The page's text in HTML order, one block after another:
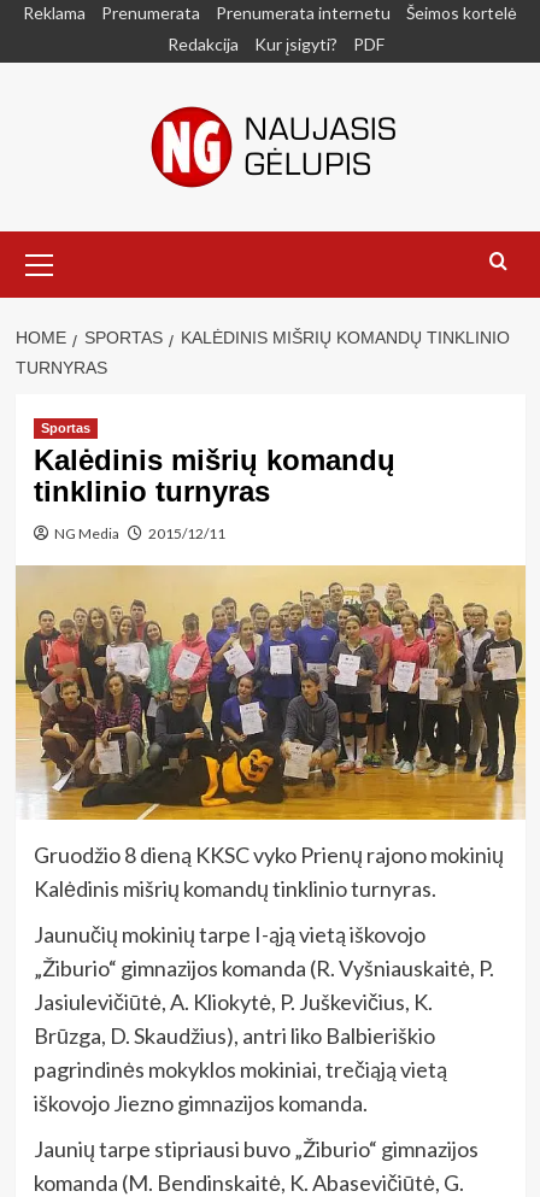
SkipReklama Prenumerata Prenumerata internetu
Šeimos kortelė
Redakcija
Kur įsigyti? PDF
Menu
HOME SPORTAS
KALĖDINIS MIŠRIŲ KOMANDŲ TINKLINIO
TURNYRAS
Sportas
Kalėdinis mišrių komandų
tinklinio turnyras
NG Media 2015/12/11
Gruodžio 8 dieną KKSC vyko Prienų rajono mokinių
Kalėdinis mišrių komandų tinklinio turnyras.
Jaunučių mokinių tarpe I-ąją vietą iškovojo
„Žiburio“ gimnazijos komanda (R. Vyšniauskaitė, P.
Jasiulevičiūtė, A. Kliokytė, P. Juškevičius, K.
Brūzga, D. Skaudžius), antri liko Balbieriškio
pagrindinės mokyklos mokiniai, trečiąją vietą
iškovojo Jiezno gimnazijos komanda.
Jaunių tarpe stipriausi buvo „Žiburio“ gimnazijos
komanda (M. Bendinskaitė, K. Abasevičiūtė, G.